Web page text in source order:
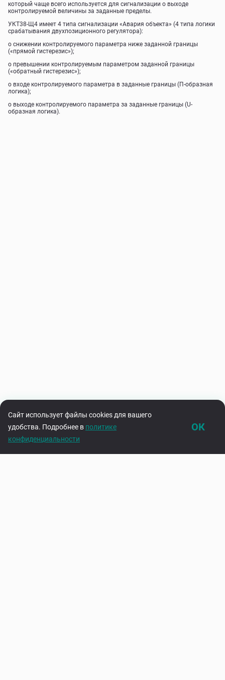
Сайт использует файлы cookies для вашего
удобства. Подробнее в политике
конфиденциальности
ОК
который чаще всего используется для сигнализации о выходе
контролируемой величины за заданные пределы.
УКТ38-Щ4 имеет 4 типа сигнализации «Авария объекта» (4 типа логики
срабатывания двухпозиционного регулятора):
о снижении контролируемого параметра ниже заданной границы
(«прямой гистерезис»);
о превышении контролируемым параметром заданной границы
(«обратный гистерезис»);
о входе контролируемого параметра в заданные границы (П-образная
логика);
о выходе контролируемого параметра за заданные границы (U-
образная логика).